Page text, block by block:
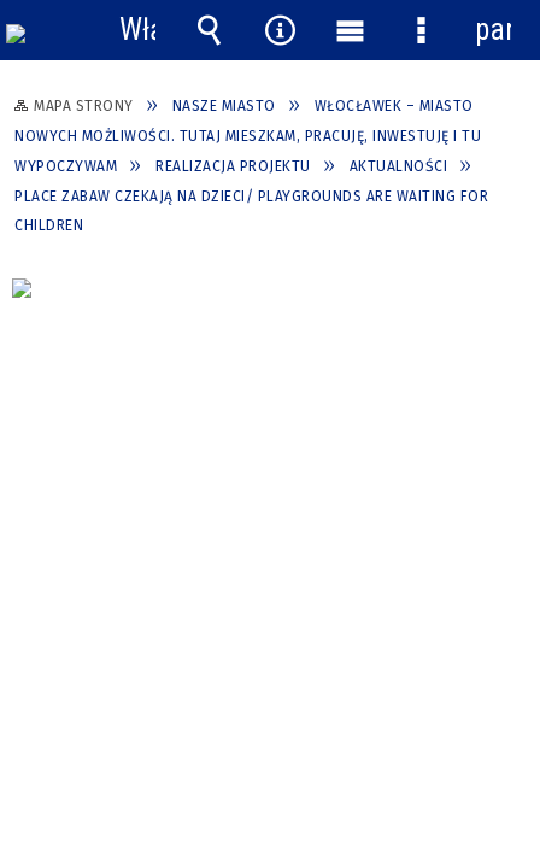
MAPA STRONY NASZE MIASTO
WŁOCŁAWEK – MIASTO
NOWYCH MOŻLIWOŚCI. TUTAJ MIESZKAM, PRACUJĘ, INWESTUJĘ I TU
WYPOCZYWAM
REALIZACJA PROJEKTU
AKTUALNOŚCI
PLACE ZABAW CZEKAJĄ NA DZIECI/ PLAYGROUNDS ARE WAITING FOR
CHILDREN
Włącz
powiadomienia
Wyszukiwarka
Narzędzia
Menu
główne
Menu
panel